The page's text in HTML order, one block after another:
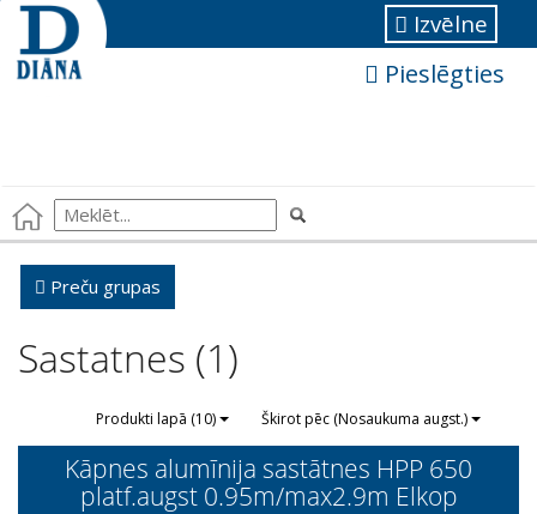
Izvēlne
Pieslēgties
Preču grupas
Sastatnes (1)
Produkti lapā (10) Škirot pēc (Nosaukuma augst.)
Kāpnes alumīnija sastātnes HPP 650
platf.augst 0.95m/max2.9m Elkop